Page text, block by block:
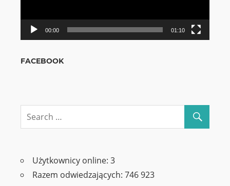
00:00 01:10
FACEBOOK
Użytkownicy online: 3
Razem odwiedzających: 746 923